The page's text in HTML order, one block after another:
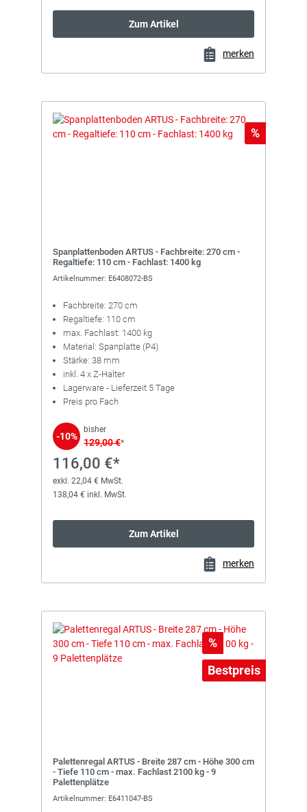
Zum Artikel
merken
Rabatt
%
Spanplattenboden ARTUS - Fachbreite: 270 cm -
Regaltiefe: 110 cm - Fachlast: 1400 kg
Artikelnummer: E6408072-BS
Fachbreite: 270 cm
Regaltiefe: 110 cm
max. Fachlast: 1400 kg
Material: Spanplatte (P4)
Stärke: 38 mm
inkl. 4 x Z-Halter
Lagerware - Lieferzeit 5 Tage
Preis pro Fach
-10%
bisher
129,00 €*
116,00 €*
exkl. 22,04 € MwSt.
138,04 € inkl. MwSt.
Zum Artikel
merken
Rabatt
%
Bestpreis
Palettenregal ARTUS - Breite 287 cm - Höhe 300 cm
- Tiefe 110 cm - max. Fachlast 2100 kg - 9
Palettenplätze
Artikelnummer: E6411047-BS